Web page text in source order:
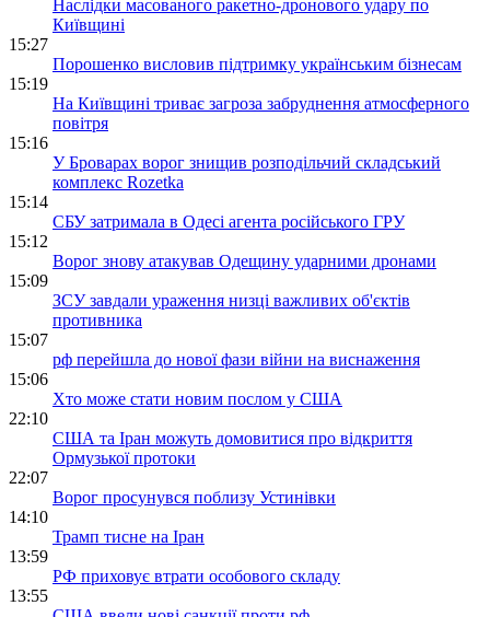
Наслідки масованого ракетно-дронового удару по
Київщині
15:27
Порошенко висловив підтримку українським бізнесам
15:19
На Київщині триває загроза забруднення атмосферного
повітря
15:16
У Броварах ворог знищив розподільчий складський
комплекс Rozetka
15:14
СБУ затримала в Одесі агента російського ГРУ
15:12
Ворог знову атакував Одещину ударними дронами
15:09
ЗСУ завдали ураження низці важливих об'єктів
противника
15:07
рф перейшла до нової фази війни на виснаження
15:06
Хто може стати новим послом у США
22:10
США та Іран можуть домовитися про відкриття
Ормузької протоки
22:07
Ворог просунувся поблизу Устинівки
14:10
Трамп тисне на Іран
13:59
РФ приховує втрати особового складу
13:55